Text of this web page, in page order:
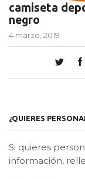
camiseta
negro
4 marzo, 2019
¿QUIERES
Si quieres
información,